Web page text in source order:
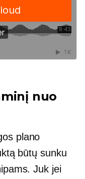
nuo
plano
būtų sunku
Juk jei